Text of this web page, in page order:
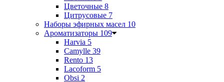
Цветочные 8
Цитрусовые 7
Наборы эфирных масел 10
Ароматизаторы 109
Harvia 5
Camylle 39
Rento 13
Lacoform 5
Obsi 2